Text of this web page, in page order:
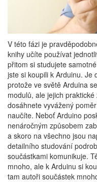
V této fázi je
knihy učíte používat
přitom si studujete
jste si koupili k Arduinu. Je
protože ve světě Arduina
modulů, ale jejich
dosáhnete vyvážený
naučíte. Neboť Arduino
nenáročným způsobem
a skoro na všechno jsou
detailního studování
součástkami komunikuje.
mnoho, ale k Arduinu si
tam autoři součástek